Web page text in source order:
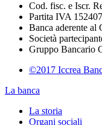
Cod. fisc. e Iscr.
Partita IVA
Banca aderente al
Società
Gruppo Bancario
©2017 Iccrea
La banca
La storia
Organi sociali